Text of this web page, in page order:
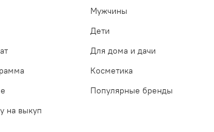
на выкуп
Мужчины
Дети
Для дома и дачи
Косметика
Популярные бренды